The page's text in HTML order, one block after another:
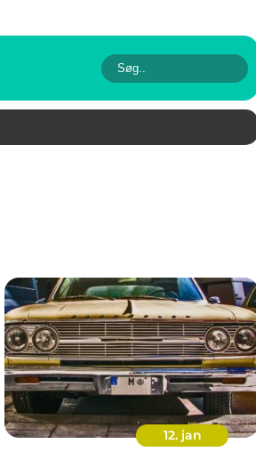
12. jan